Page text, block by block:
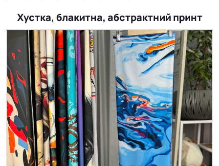
Хустка, блакитна, абстрактний принт